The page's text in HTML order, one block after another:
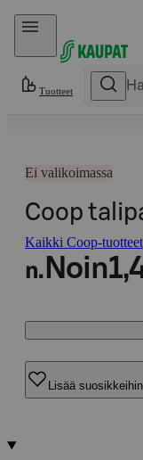
Hyppää sisältöön
Tuotteet
Ei valikoimassa
Coop
Kaikki Coop-tuotteet
n. Noin
Lisää